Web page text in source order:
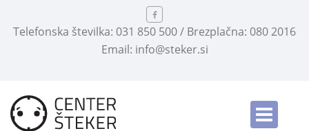
Telefonska številka: 031 850 500 / Brezplačna: 080 2016
Email: info@steker.si